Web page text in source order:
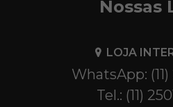
Nossas
LOJA
WhatsApp:
Tel.: (11)